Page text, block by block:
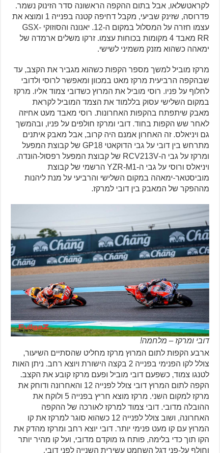
לקראטשלאו, אבל בתום ההקפה הראשונה סדר הזינוק נשמר.
פדרוסה, שזינק שביעי, מקבל דחיפה קטנה בפנייה 1 ומוצא את
עצמו חזרה על המסלול במקום ה-12. יאנונה והסוזוקי GSX-
RR מאבד 4 מקומות בכוחות עצמו. זרקו משלים ארמדה של
ימאהה כשהוא מזנק משמיני לשישי.
מרקז מוביל למשך מספר הקפות כשהוא מגביר את הקצב, עד
שבהקפה הרביעית מרקז מאט במכוון ומאפשר לרוסי ולדובי
לחלוף על פניו. רוסי מוביל את המרוץ כשדובי צמוד אליו. מרקז
במקום השלישי עסוק בללמוד את הצמד המוביל לקראת
מאבק שיתפתח בהקפות האחרונות. רוסי מאבד מעט אחיזה
לאחר שש הקפות בחוד. דובי ומרקז חולפים על פניו, ובהמשך
גם ויניאלס. זה האחרון אמנם היה קרוב, אבל מאבק איתנים
מתרחש בין דובי על גבי הדוקאטי GP18 של קבוצת המפעל
ומרקז על גבי ה-RCV213V של קבוצת המפעל רפסול-הונדה.
ויניאלס ורוסי על גבי ה-YZR-M1 הרשמי של קבוצת
מוביסטאר-ימאהה במקום השלישי והרביעי על מנת ליהנות
מההפקר של המאבק בין דובי למרקז.
דובי ומרקז – מלחמה!
ארבע הקפות לתום המרוץ מרקז מחליט שהסתיים השיעור,
צולל לקו הפנימי בפנייה 2 בקצה הישורת ויוצא רחב. ניתן האות
לטנגו צמוד, כשפעם דובי מוביל ופעם מרקז קובע את הקצב.
הקפה לתום המרוץ דובי צולל לפנייה 12 והאחרונה ודוחק את
מרקז למקום השני. מרקז מוצא חריץ בפנייה 5 ולוקח את
ההובלה מדובי. דובי צמוד למרקז לאורכה של ההקפה
האחרונה, ושוב צולל לפנייה 12 כשהוא סוגר למרקז את קו
המרוץ עם קו מעט פנימי יותר. דובי יוצא רחב ומרקז מהדק את
הקו תוך כדי בלימה, פותח גז מוקדם מדובי, ועל קו מהיר יותר
וחולף על-פני דגל השחמט עשירית השנייה לפני דובי.